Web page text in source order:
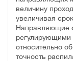
величину
увеличивая
Направляющие
регулирующими
относительно
точность